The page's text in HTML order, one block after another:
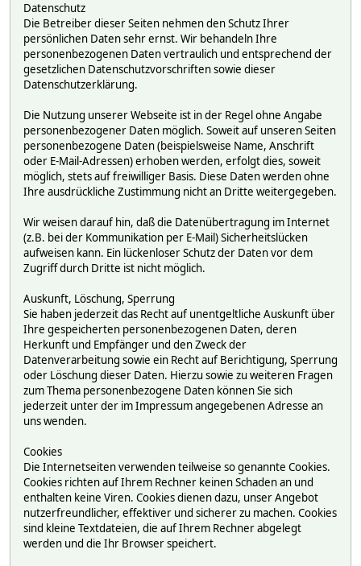
Datenschutz
Die Betreiber dieser Seiten nehmen den Schutz Ihrer
persönlichen Daten sehr ernst. Wir behandeln Ihre
personenbezogenen Daten vertraulich und entsprechend der
gesetzlichen Datenschutzvorschriften sowie dieser
Datenschutzerklärung.
Die Nutzung unserer Webseite ist in der Regel ohne Angabe
personenbezogener Daten möglich. Soweit auf unseren Seiten
personenbezogene Daten (beispielsweise Name, Anschrift
oder E-Mail-Adressen) erhoben werden, erfolgt dies, soweit
möglich, stets auf freiwilliger Basis. Diese Daten werden ohne
Ihre ausdrückliche Zustimmung nicht an Dritte weitergegeben.
Wir weisen darauf hin, daß die Datenübertragung im Internet
(z.B. bei der Kommunikation per E-Mail) Sicherheitslücken
aufweisen kann. Ein lückenloser Schutz der Daten vor dem
Zugriff durch Dritte ist nicht möglich.
Auskunft, Löschung, Sperrung
Sie haben jederzeit das Recht auf unentgeltliche Auskunft über
Ihre gespeicherten personenbezogenen Daten, deren
Herkunft und Empfänger und den Zweck der
Datenverarbeitung sowie ein Recht auf Berichtigung, Sperrung
oder Löschung dieser Daten. Hierzu sowie zu weiteren Fragen
zum Thema personenbezogene Daten können Sie sich
jederzeit unter der im Impressum angegebenen Adresse an
uns wenden.
Cookies
Die Internetseiten verwenden teilweise so genannte Cookies.
Cookies richten auf Ihrem Rechner keinen Schaden an und
enthalten keine Viren. Cookies dienen dazu, unser Angebot
nutzerfreundlicher, effektiver und sicherer zu machen. Cookies
sind kleine Textdateien, die auf Ihrem Rechner abgelegt
werden und die Ihr Browser speichert.